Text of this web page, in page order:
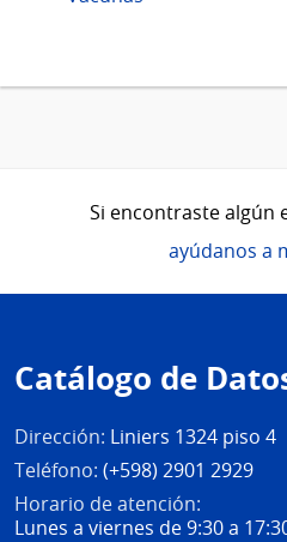
Si encontraste algún
ayúdanos a
de
página
Catálogo de
Dirección: Liniers 1324 piso 4
Teléfono: (+598) 2901 2929
Horario de atención:
Lunes a viernes de 9:30 a